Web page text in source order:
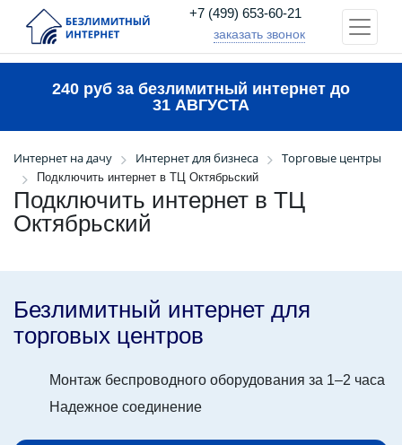
+7 (499) 653-60-21
заказать звонок
240 руб за безлимитный интернет до
31 АВГУСТА
Интернет на дачу Интернет для бизнеса Торговые центры
Подключить интернет в ТЦ Октябрьский
Подключить интернет в ТЦ
Октябрьский
Безлимитный интернет для
торговых центров
Монтаж беспроводного оборудования за 1–2 часа
Надежное соединение